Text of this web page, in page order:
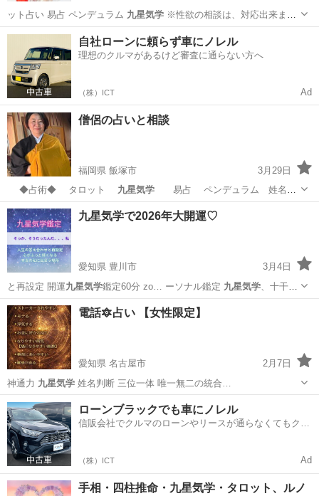
ット占い 易占 ペンデュラム 九星気学※性欲の相談は、対応出来ま
せ…
福岡 飯塚市 桂川駅 占い 電話占い
自社ローンに頼らず車にノレル
理想のクルマがあるけど審査に通らない方へ
（株）ICT Ad
僧侶の占いと相談
福岡県 飯塚市
3月29日
◆占術◆ タロット 九星気学易占 ペンデュラム 姓名判
断…
福岡 飯塚市 占い タロット占い
九星気学で2026年大開運♡
愛知県 豊川市
3月4日
と再設定 開運九星気学鑑定60分 zo… ーソナル鑑定 九星気学、十干十
二支、宿…
愛知 豊川市 占い 九星気学
電話🔯占い 【女性限定】
愛知県 名古屋市
2月7日
神通力 九星気学姓名判断 三位一体 唯一無二の統合…
愛知 名古屋市 占い 無料
ローンブラックでも車にノレル
信販会社でクルマのローンやリースが通らなくてもクル
（株）ICT Ad
手相・四柱推命・九星気学・タロット、ルノ